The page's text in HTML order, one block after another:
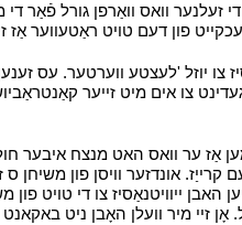
וואס וואַרפן גורל פֿאַר די
פון דעם טויט ראַטעווער אַז
צו יוזל 'לעצטע ווערטער. עס
געדינט צו אים מיט זייער
אַז ער וואס האט מנצח איבער
אונדזער וויסן פון משיחן ס
האבן ייוויטנאַסיז צו די טויט
אָן זיי מיר וועלן האָבן ניט